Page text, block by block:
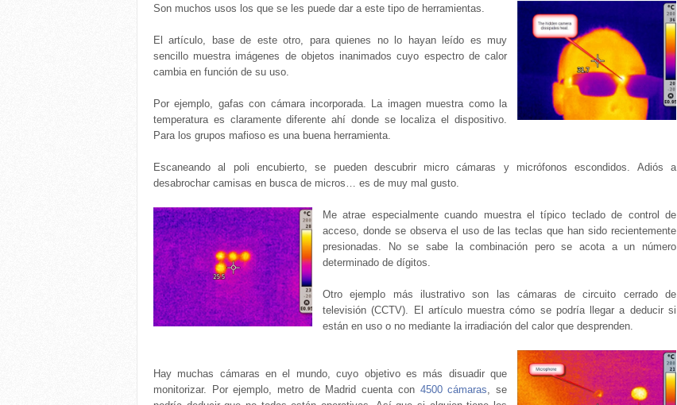
Son muchos usos los que se les puede dar a este tipo de herramientas.
El artículo, base de este otro, para quienes no lo hayan leído es muy
sencillo muestra imágenes de objetos inanimados cuyo espectro de calor
cambia en función de su uso.
Por ejemplo, gafas con cámara incorporada. La imagen muestra como la
temperatura es claramente diferente ahí donde se localiza el dispositivo.
Para los grupos mafioso es una buena herramienta.
Escaneando al poli encubierto, se pueden descubrir micro cámaras y micrófonos escondidos. Adiós a
desabrochar camisas en busca de micros… es de muy mal gusto.
Me atrae especialmente cuando muestra el típico teclado de control de
acceso, donde se observa el uso de las teclas que han sido recientemente
presionadas. No se sabe la combinación pero se acota a un número
determinado de dígitos.
Otro ejemplo más ilustrativo son las cámaras de circuito cerrado de
televisión (CCTV). El artículo muestra cómo se podría llegar a deducir si
están en uso o no mediante la irradiación del calor que desprenden.
Hay muchas cámaras en el mundo, cuyo objetivo es más disuadir que
monitorizar. Por ejemplo, metro de Madrid cuenta con 4500 cámaras , se